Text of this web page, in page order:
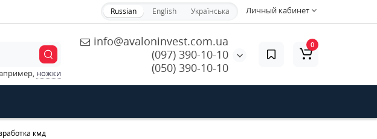
Личный кабинет
Russian English Українська
info@avaloninvest.com.ua
(097) 390-10-10
(050) 390-10-10
ножки
0
кмд